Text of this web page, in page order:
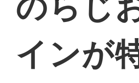
のらじ
インが
地域に